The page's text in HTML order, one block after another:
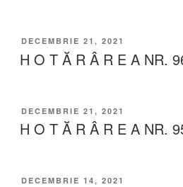
DECEMBRIE 21, 2021
H O T Ă R Â R E A NR.
DECEMBRIE 21, 2021
H O T Ă R Â R E A NR.
DECEMBRIE 14, 2021